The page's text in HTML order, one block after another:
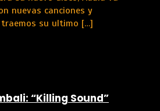
nuevas canciones y
traemos su ultimo […]
“Killing Sound”